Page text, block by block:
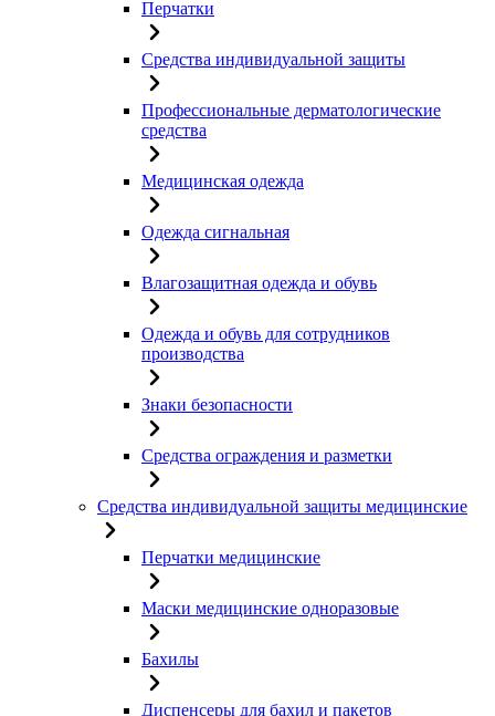
Перчатки
Средства индивидуальной защиты
Профессиональные дерматологические
средства
Медицинская одежда
Одежда сигнальная
Влагозащитная одежда и обувь
Одежда и обувь для сотрудников
производства
Знаки безопасности
Средства ограждения и разметки
Средства индивидуальной защиты медицинские
Перчатки медицинские
Маски медицинские одноразовые
Бахилы
Диспенсеры для бахил и пакетов